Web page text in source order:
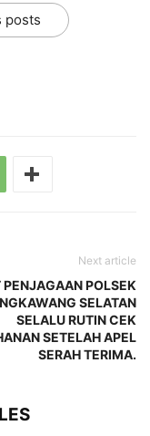
posts
Next article
PENJAGAAN POLSEK
SELATAN
SELALU RUTIN CEK
SETELAH APEL
SERAH TERIMA.